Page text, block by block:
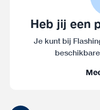
Heb jij een
Je kunt bij